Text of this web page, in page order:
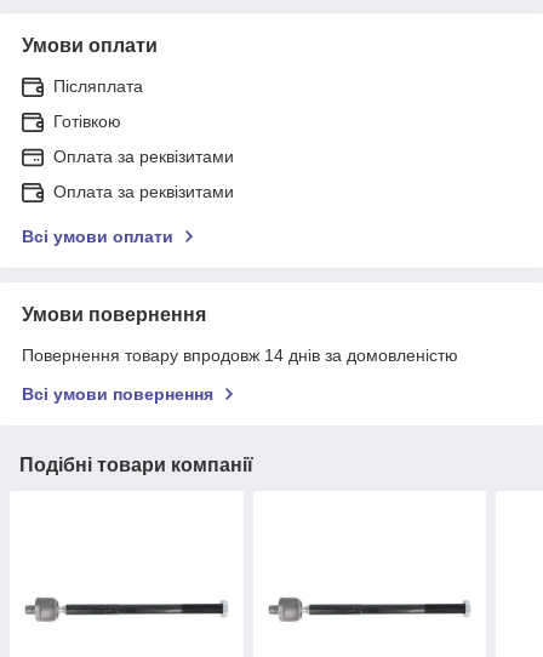
Умови оплати
Післяплата
Готівкою
Оплата за реквізитами
Оплата за реквізитами
Всі умови оплати
Умови повернення
Повернення товару впродовж 14 днів за домовленістю
Всі умови повернення
Подібні товари компанії